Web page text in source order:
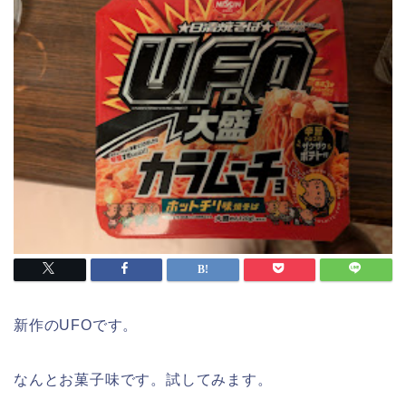
新作のUFOです。
なんとお菓子味です。試してみます。